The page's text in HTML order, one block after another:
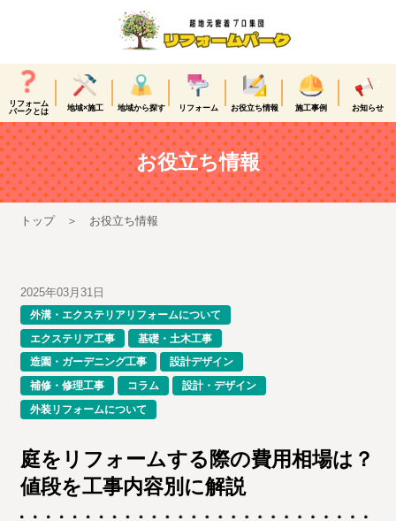
リフォーム
パークとは
地域×施工 地域から探す リフォーム お役立ち情報 施工事例 お知らせ
お役立ち情報
トップ お役立ち情報
外溝・エクステリアリフォームについて
エクステリア工事
基礎・土木工事
造園・ガーデニング工事
設計デザイン
補修・修理工事
コラム
設計・デザイン
外装リフォームについて
2025年03月31日
庭をリフォームする際の費用相場は？
値段を工事内容別に解説